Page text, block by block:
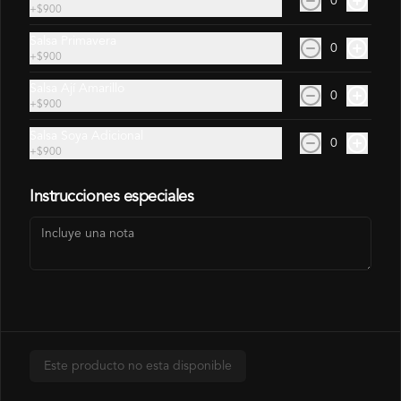
Gohan Pollo
$6.490
$7.140
Arma Tu Gohan
+$900
+$900
0
+$900
0
+$900
0
Instrucciones especiales
Este producto no esta disponible